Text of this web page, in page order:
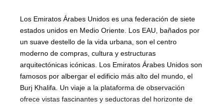
Los Emiratos Árabes Unidos es una federación de siete
estados unidos en Medio Oriente. Los EAU, bañados por
un suave destello de la vida urbana, son el centro
moderno de compras, cultura y estructuras
arquitectónicas icónicas. Los Emiratos Árabes Unidos son
famosos por albergar el edificio más alto del mundo, el
Burj Khalifa. Un viaje a la plataforma de observación
ofrece vistas fascinantes y seductoras del horizonte de